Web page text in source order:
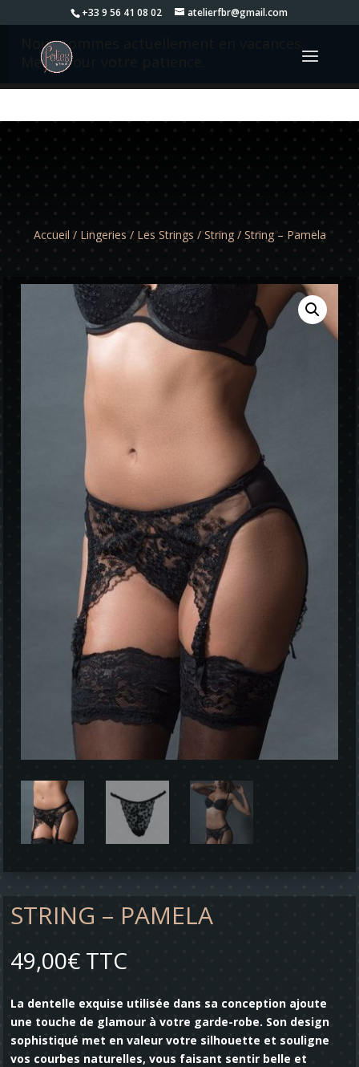
+33 9 56 41 08 02 atelierfbr@gmail.com
Nous sommes actuellement en vacances.
Merci pour votre patience.
Accueil / Lingeries / Les Strings / String/ String – Pamela
STRING – PAMELA
49,00€ TTC
La dentelle exquise utilisée dans sa conception ajoute
une touche de glamour à votre garde-robe. Son design
sophistiqué met en valeur votre silhouette et souligne
vos courbes naturelles, vous faisant sentir belle et